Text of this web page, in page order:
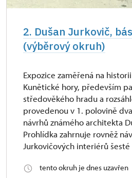
2. Dušan Jurkovič,
(výběrový okruh)
Expozice zaměřená na
Kunětické hory, především
středověkého hradu a
provedenou v 1. polovině
návrhů známého architekta
Prohlídka zahrnuje rovněž
Jurkovičových interiérů šesté
tento okruh je dnes uzavřen